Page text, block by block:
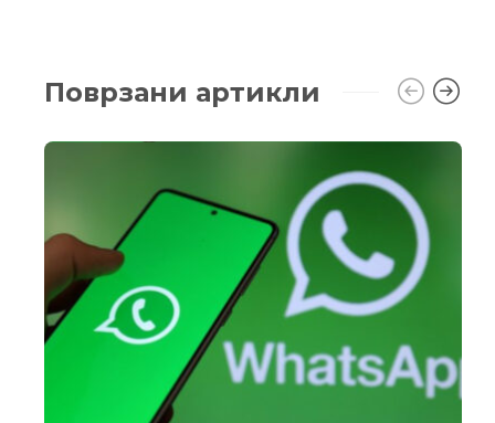
Поврзани артикли